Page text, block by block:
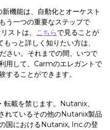
機能は、自動化とオーケスト
う一つの重要なステップで
ストは、 こちらで見ることが
っと詳しく知りたい方は、
い。それまでの間、いつで
用して、Carmのエレガントで
することができます。
載を禁じます。Nutanix、
れているその他のNutanix製品
国におけるNutanix, Inc.の登